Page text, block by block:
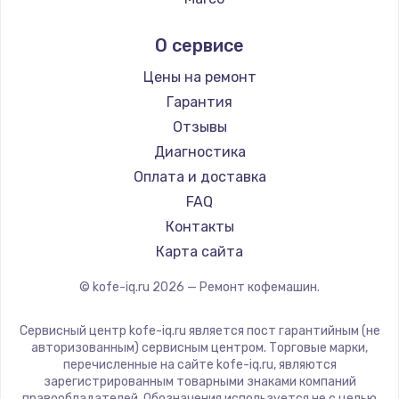
750 руб.
Заказать
Установка драйверов
725 руб.
Заказать
Замена вебкамеры
1240 руб.
Ремонт петель крышки
990 руб.
Ремонт кофемашин RED solution
Ремонт кофемашин Bravilor Bonamat
Ремонт кофемашин Vard
Ремонт кофемашин Tuvio
Ремонт кофемашин Carrera
Ремонт кофемашин Supra
Jura
Olympia
Saeco
La Cimbali
WMF
Yamaguchi
Nivona
Astoria
JVC
ROCKET MOZZAFIATO
Vivitek
Thomson
О сервисе
Цены на ремонт
Гарантия
Отзывы
Диагностика
Оплата и доставка
FAQ
Контакты
Карта сайта
© kofe-iq.ru 2026 — Ремонт кофемашин.
Сервисный центр kofe-iq.ru является пост гарантийным (не
авторизованным) сервисным центром. Торговые марки,
перечисленные на сайте kofe-iq.ru, являются
зарегистрированным товарными знаками компаний